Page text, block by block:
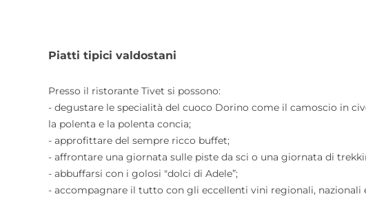
Piatti tipici valdostani
Presso il ristorante Tivet si possono:
- degustare le specialità del cuoco Dorino come il camoscio in
la polenta e la polenta concia;
- approfittare del sempre ricco buffet;
- affrontare una giornata sulle piste da sci o una giornata di
- abbuffarsi con i golosi "dolci di Adele”;
- accompagnare il tutto con gli eccellenti vini regionali, nazionali